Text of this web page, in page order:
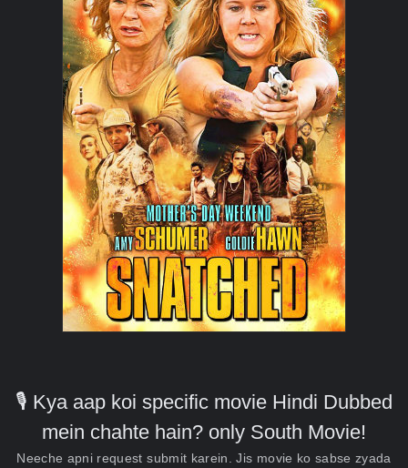
🎙️ Kya aap koi specific movie Hindi Dubbed
mein chahte hain? only South Movie!
Neeche apni request submit karein. Jis movie ko sabse zyada